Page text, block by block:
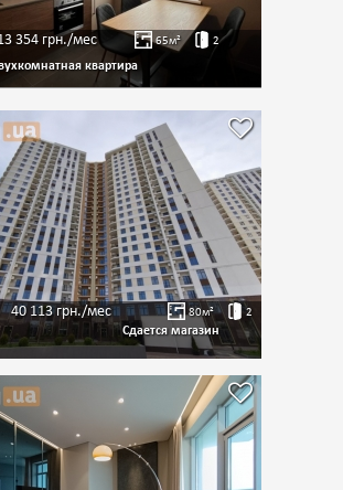
354 грн./мес 65м² 2
квартира
40 113грн./мес 80м² 2
Сдается магазин